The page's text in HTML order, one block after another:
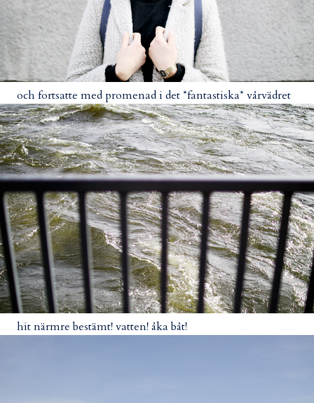
och fortsatte med promenad i det *fantastiska* vårvädret
hit närmre bestämt! vatten! åka båt!